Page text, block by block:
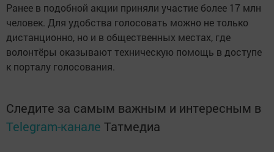
Ранее в подобной акции приняли участие более 17 млн
человек. Для удобства голосовать можно не только
дистанционно, но и в общественных местах, где
волонтёры оказывают техническую помощь в доступе
к порталу голосования.
Следите за самым важным и интересным в
Telegram-канале Татмедиа